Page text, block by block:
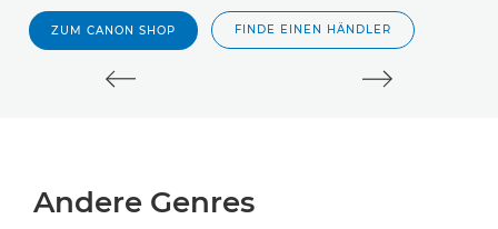
ZUM CANON SHOP FINDE EINEN HÄNDLER
Andere Genres